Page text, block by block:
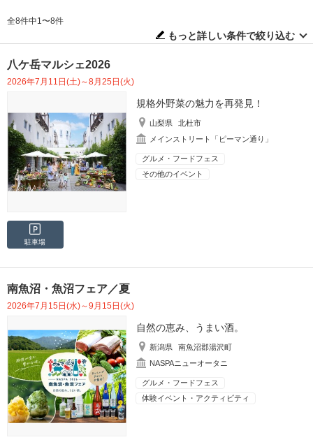
全8件中1〜8件
もっと詳しい条件で絞り込む
八ケ岳マルシェ2026
2026年7月11日(土)～8月25日(火)
規格外野菜の魅力を再発見！
山梨県
北杜市
メインストリート「ピーマン通り」
グルメ・フードフェス
その他のイベント
駐車場
南魚沼・魚沼フェア／夏
2026年7月15日(水)～9月15日(火)
自然の恵み、うまい酒。
新潟県
南魚沼郡湯沢町
NASPAニューオータニ
グルメ・フードフェス
体験イベント・アクティビティ